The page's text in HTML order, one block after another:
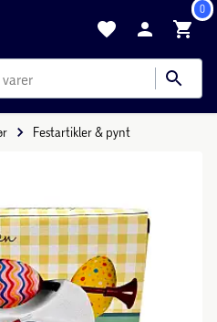
0
Festartikler & pynt